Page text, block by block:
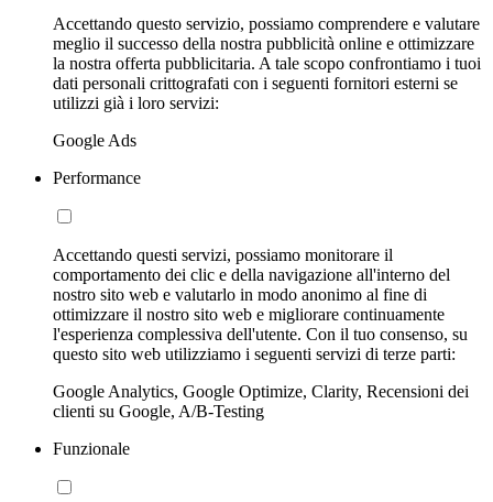
Accettando questo servizio, possiamo comprendere e valutare
meglio il successo della nostra pubblicità online e ottimizzare
la nostra offerta pubblicitaria. A tale scopo confrontiamo i tuoi
dati personali crittografati con i seguenti fornitori esterni se
utilizzi già i loro servizi:
Google Ads
Performance
Accettando questi servizi, possiamo monitorare il
comportamento dei clic e della navigazione all'interno del
nostro sito web e valutarlo in modo anonimo al fine di
ottimizzare il nostro sito web e migliorare continuamente
l'esperienza complessiva dell'utente. Con il tuo consenso, su
questo sito web utilizziamo i seguenti servizi di terze parti:
Google Analytics, Google Optimize, Clarity, Recensioni dei
clienti su Google, A/B-Testing
Funzionale